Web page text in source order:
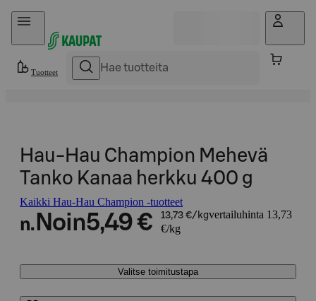
Hyppää sisältöön
Tuotteet
Hau-Hau Champion Mehevä
Tanko Kanaa herkku 400 g
Kaikki Hau-Hau Champion -tuotteet
n. Noin5,49 € 13,73 €/kgvertailuhinta 13,73
€/kg
Valitse toimitustapa